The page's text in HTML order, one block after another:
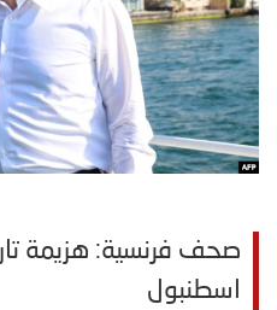
صحف فرنسية: هزيمة
اسطنبول